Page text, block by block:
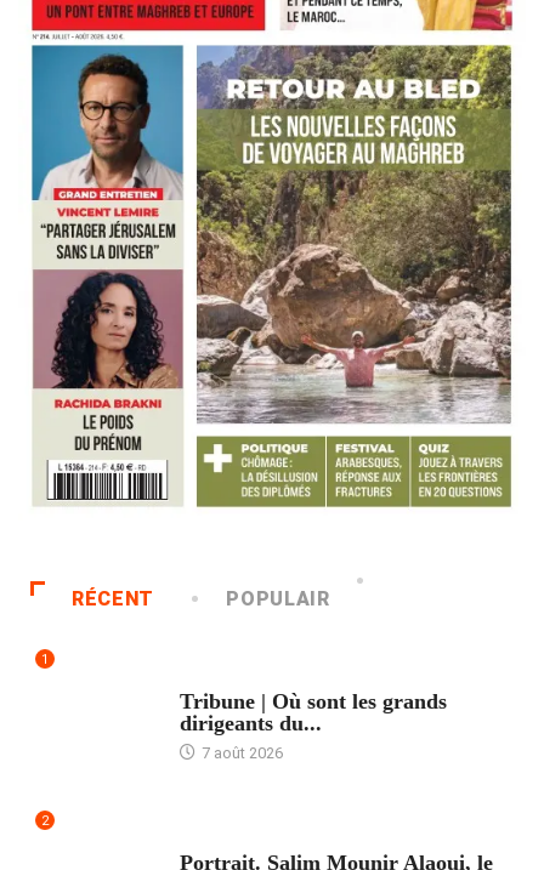
RÉCENT POPULAIR
1
Tribune | Où sont les grands
dirigeants du...
7 août 2026
2
Portrait. Salim Mounir Alaoui, le